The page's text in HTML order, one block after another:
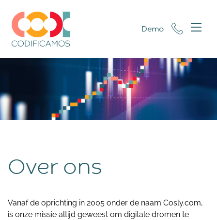
Demo
Over ons
Vanaf de oprichting in 2005 onder de naam Cosly.com,
is onze missie altijd geweest om digitale dromen te